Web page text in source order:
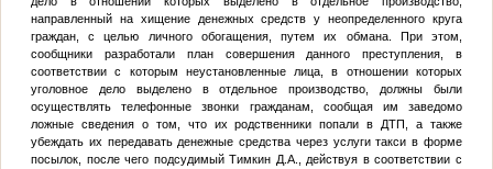
направленный на хищение денежных средств у неопределенного круга
граждан, с целью личного обогащения, путем их обмана. При этом,
сообщники разработали план совершения данного преступления, в
соответствии с которым неустановленные лица, в отношении которых
уголовное дело выделено в отдельное производство, должны были
осуществлять телефонные звонки гражданам, сообщая им заведомо
ложные сведения о том, что их родственники попали в ДТП, а также
убеждать их передавать денежные средства через услуги такси в форме
посылок, после чего подсудимыйТимкин Д.А.
, действуя в соответствии с